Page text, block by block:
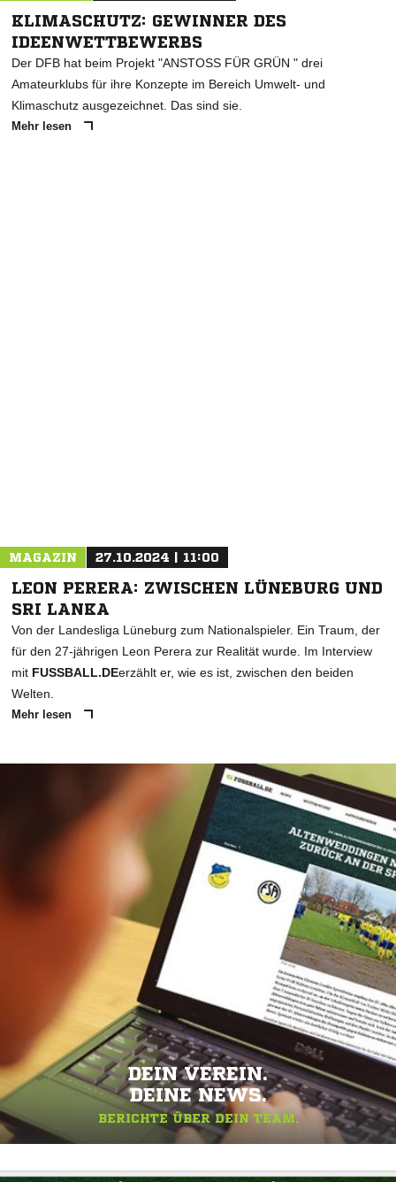
KLIMASCHUTZ: GEWINNER DES
IDEENWETTBEWERBS
Der DFB hat beim Projekt "ANSTOSS FÜR GRÜN " drei
Amateurklubs für ihre Konzepte im Bereich Umwelt- und
Klimaschutz ausgezeichnet. Das sind sie.
Mehr lesen
MAGAZIN 27.10.2024 | 11:00
LEON PERERA: ZWISCHEN LÜNEBURG UND
SRI LANKA
Von der Landesliga Lüneburg zum Nationalspieler. Ein Traum, der
für den 27-jährigen Leon Perera zur Realität wurde. Im Interview
mit FUSSBALL.DEerzählt er, wie es ist, zwischen den beiden
Welten.
Mehr lesen
DEIN VEREIN.
DEINE NEWS.
BERICHTE ÜBER DEIN TEAM.